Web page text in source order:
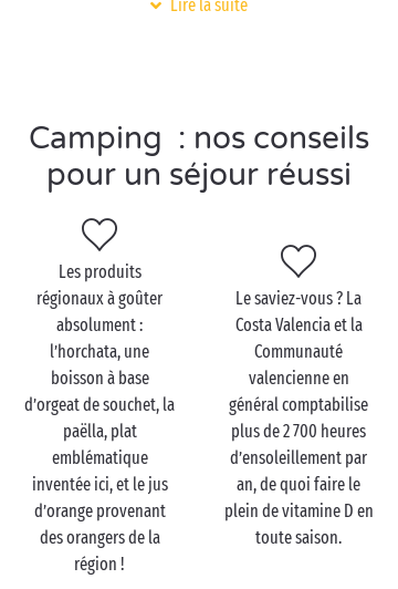
journée à la mer avec au programme baignade à gogo
et farniente sous le soleil espagnol.
Visitez la Costa de
Valencia en couple
Main dans la main avec votre moitié, envolez-vous
pour une virée d’une journée dans la vibrante
Valence. La ville a le vent en poupe et vous
comprendrez vite pourquoi en découvrant sa
douceur de vivre unique, son marché central qui
invite à un voyage des sens explosif, sa belle
cathédrale Sainte-Marie, son jardin Turia sans
oublier la Cité des Arts et des Sciences, joyau
futuriste qui abrite musées, planétarium et le plus
grand aquarium d’Europe !
Lire la suite
Camping : nos conseils
pour un séjour réussi
Les produits
régionaux à goûter
absolument :
l’horchata, une
boisson à base
d’orgeat de souchet, la
paëlla, plat
emblématique
inventée ici, et le jus
d’orange provenant
des orangers de la
région !
Le saviez-vous ? La
Costa Valencia et la
Communauté
valencienne en
général comptabilise
plus de 2 700 heures
d’ensoleillement par
an, de quoi faire le
plein de vitamine D en
toute saison.